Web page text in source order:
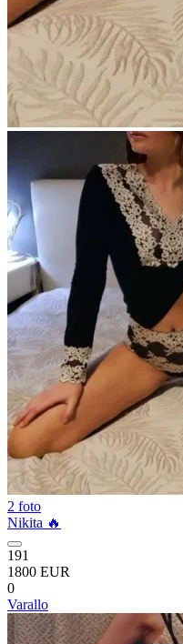
2 foto
Nikita 🔥
191
1800 EUR
0
Varallo